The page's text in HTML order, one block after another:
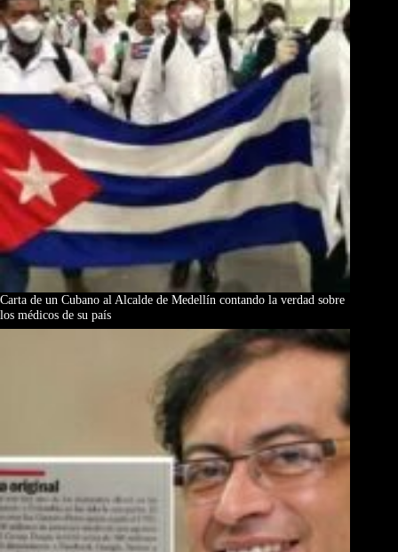
Carta de un Cubano al Alcalde de Medellín contando la verdad sobre
los médicos de su país